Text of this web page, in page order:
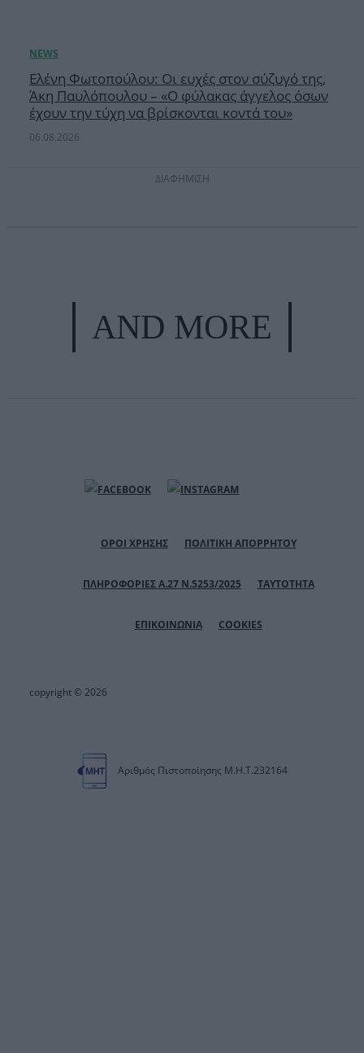
Ελένη Φωτοπούλου: Οι ευχές στον σύζυγό της,
Άκη Παυλόπουλου – «Ο φύλακας άγγελος όσων
έχουν την τύχη να βρίσκονται κοντά του»
06.08.2026
ΔΙΑΦΗΜΙΣΗ
AND MORE
ΟΡΟΙ ΧΡΗΣΗΣ ΠΟΛΙΤΙΚΗ ΑΠΟΡΡΗΤΟΥ
ΠΛΗΡΟΦΟΡΙΕΣ Α.27 Ν.5253/2025 ΤΑΥΤΟΤΗΤΑ
ΕΠΙΚΟΙΝΩΝΙΑ COOKIES
copyright © 2026
Αριθμός Πιστοποίησης Μ.Η.Τ.232164